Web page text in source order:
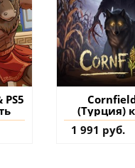
PS5
(Турция)
1 991 руб.